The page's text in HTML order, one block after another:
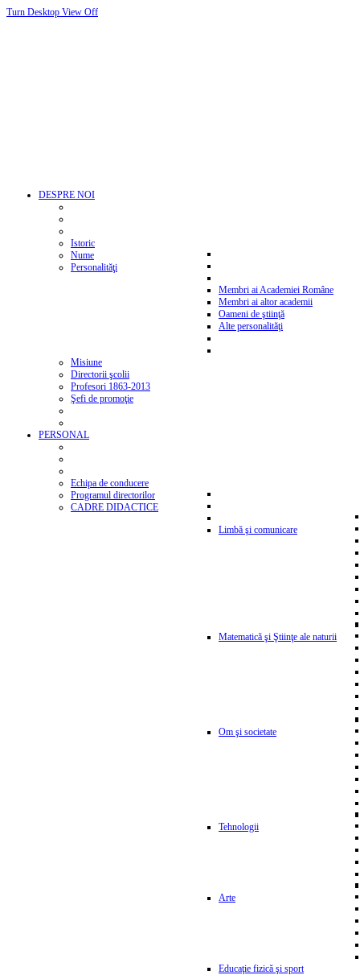
Turn Desktop View Off
DESPRE NOI
Istoric
Nume
Personalităţi
Membri ai Academiei Române
Membri ai altor academii
Oameni de ştiinţă
Alte personalităţi
Misiune
Directorii şcolii
Profesori 1863-2013
Şefi de promoţie
PERSONAL
Echipa de conducere
Programul directorilor
CADRE DIDACTICE
Limbă şi comunicare
Matematică şi Ştiinţe ale naturii
Om şi societate
Tehnologii
Arte
Educaţie fizică şi sport